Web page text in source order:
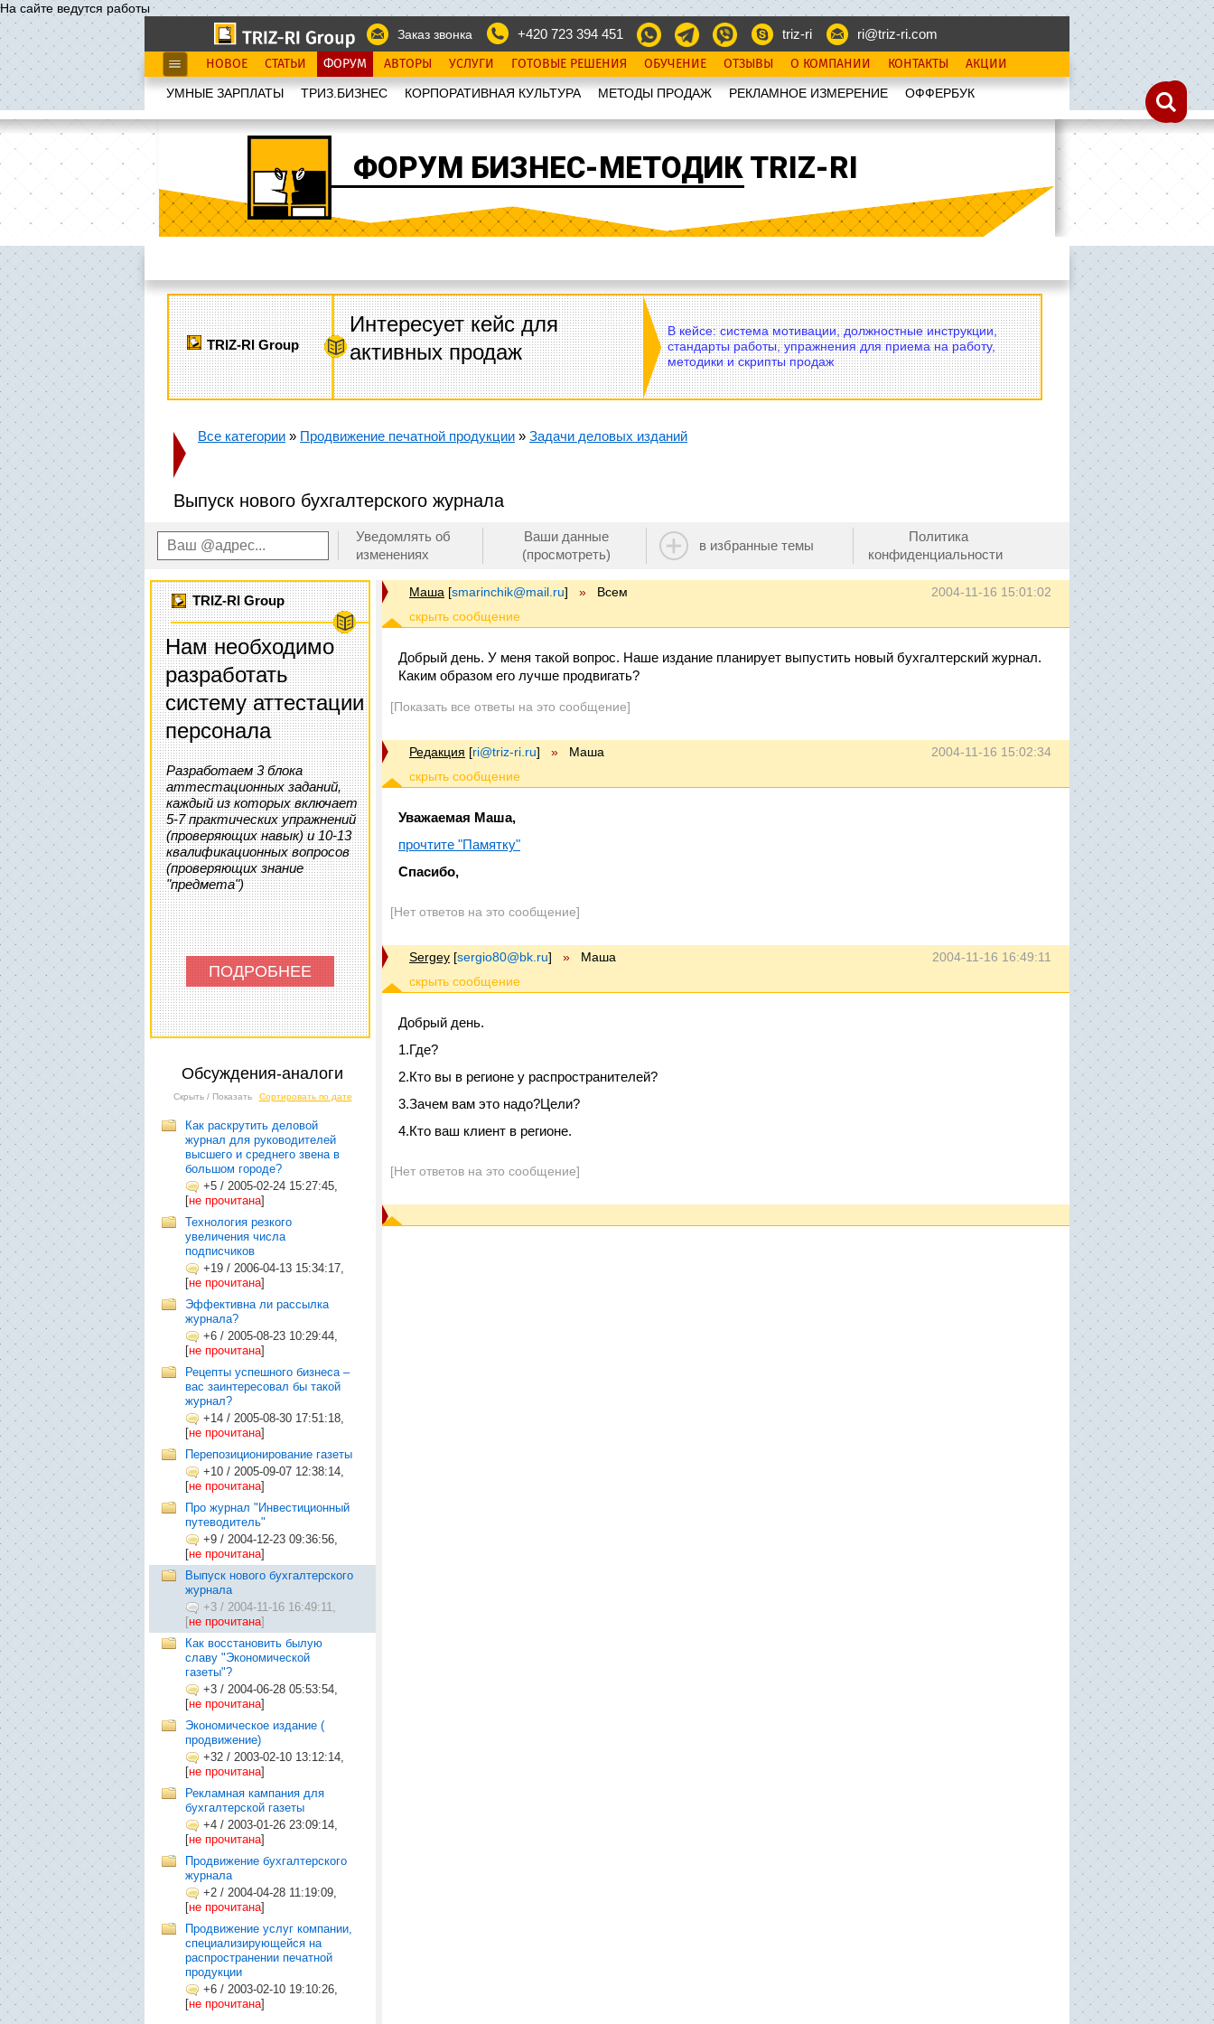
На сайте ведутся работы
Заказ звонка
+420 723 394 451 triz-ri ri@triz-ri.com
НОВОЕ СТАТЬИ ФОРУМ АВТОРЫ УСЛУГИ ГОТОВЫЕ РЕШЕНИЯ ОБУЧЕНИЕ ОТЗЫВЫ О КОМПАНИИ КОНТАКТЫ АКЦИИ
УМНЫЕ ЗАРПЛАТЫ ТРИЗ.БИЗНЕС КОРПОРАТИВНАЯ КУЛЬТУРА МЕТОДЫ ПРОДАЖ РЕКЛАМНОЕ ИЗМЕРЕНИЕ OФФЕРБУК
ФОРУМ БИЗНЕС-МЕТОДИК TRIZ-RI
TRIZ-RI Group
Интересует кейс для
активных продаж
В кейсе: система мотивации, должностные инструкции,
стандарты работы, упражнения для приема на работу,
методики и скрипты продаж
Все категории » Продвижение печатной продукции » Задачи деловых изданий
Выпуск нового бухгалтерского журнала
Уведомлять об
изменениях
Ваши данные
(просмотреть)
в избранные темы
Политика
конфиденциальности
TRIZ-RI Group
Нам необходимо
разработать
систему аттестации
персонала
Разработаем 3 блока
аттестационных заданий,
каждый из которых включает
5-7 практических упражнений
(проверяющих навык) и 10-13
квалификационных вопросов
(проверяющих знание
"предмета")
ПОДРОБНЕЕ
Обсуждения-аналоги
Скрыть / Показать Сортировать по дате
Как раскрутить деловой
журнал для руководителей
высшего и среднего звена в
большом городе?
+5 / 2005-02-24 15:27:45,
[не прочитана]
Технология резкого
увеличения числа
подписчиков
+19 / 2006-04-13 15:34:17,
[не прочитана]
Эффективна ли рассылка
журнала?
+6 / 2005-08-23 10:29:44,
[не прочитана]
Рецепты успешного бизнеса –
вас заинтересовал бы такой
журнал?
+14 / 2005-08-30 17:51:18,
[не прочитана]
Перепозиционирование газеты
+10 / 2005-09-07 12:38:14,
[не прочитана]
Про журнал "Инвестиционный
путеводитель"
+9 / 2004-12-23 09:36:56,
[не прочитана]
Выпуск нового бухгалтерского
журнала
+3 / 2004-11-16 16:49:11,
[не прочитана]
Как восстановить былую
славу "Экономической
газеты"?
+3 / 2004-06-28 05:53:54,
[не прочитана]
Экономическое издание (
продвижение)
+32 / 2003-02-10 13:12:14,
[не прочитана]
Рекламная кампания для
бухгалтерской газеты
+4 / 2003-01-26 23:09:14,
[не прочитана]
Продвижение бухгалтерского
журнала
+2 / 2004-04-28 11:19:09,
[не прочитана]
Продвижение услуг компании,
специализирующейся на
распространении печатной
продукции
+6 / 2003-02-10 19:10:26,
[не прочитана]
2004-11-16 15:01:02
Маша [smarinchik@mail.ru] » Всем
Добрый день. У меня такой вопрос. Наше издание планирует выпустить новый бухгалтерский журнал.
Каким образом его лучше продвигать?
[Показать все ответы на это сообщение]
2004-11-16 15:02:34
Редакция [ri@triz-ri.ru] » Маша
Уважаемая Маша,
прочтите "Памятку"
Спасибо,
[Нет ответов на это сообщение]
2004-11-16 16:49:11
Sergey [sergio80@bk.ru] » Маша
Добрый день.
1.Где?
2.Кто вы в регионе у распространителей?
3.Зачем вам это надо?Цели?
4.Кто ваш клиент в регионе.
[Нет ответов на это сообщение]